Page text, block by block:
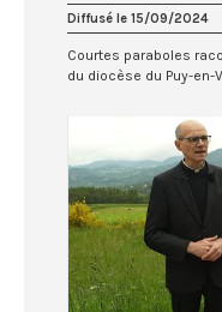
Diffusé le 15/09/2024
Courtes paraboles
du diocèse du Puy-en-